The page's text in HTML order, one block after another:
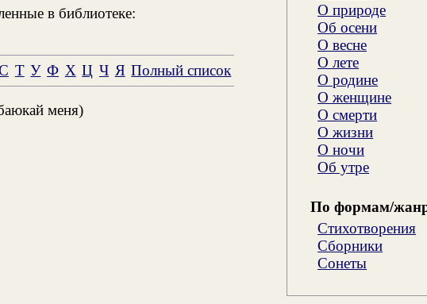
О природе
Об осени
О весне
О лете
О родине
О женщине
О смерти
О жизни
О ночи
Об утре
По формам/
Стихотворения
Сборники
Сонеты
в библиотеке:
Т У Ф Х Ц Ч Я Полный список
меня)